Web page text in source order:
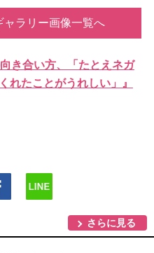
ャラリー画像一覧へ
き合い方、「たとえネガ
れたことがうれしい」』
さらに見る